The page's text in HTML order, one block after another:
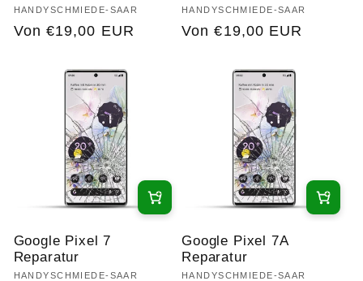
Anbieter:
HANDYSCHMIEDE-SAAR
Normaler
Von €19,00 EUR
Anbieter:
HANDYSCHMIEDE-SAAR
Normaler
Von €19,00 EUR
Google Pixel 7
Reparatur
Anbieter:
HANDYSCHMIEDE-SAAR
Google Pixel 7A
Reparatur
Anbieter:
HANDYSCHMIEDE-SAAR